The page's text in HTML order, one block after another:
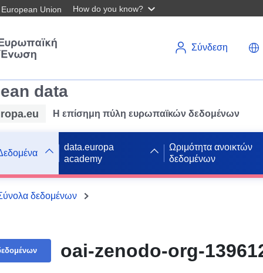
Union How do you know?
Σύνδεση
data
Η επίσημη πύλη ευρωπαϊκών δεδομένων
data.europa
academy
Ωριμότητα ανοικτών
δεδομένων
δεδομένων
oai-zenodo-org-